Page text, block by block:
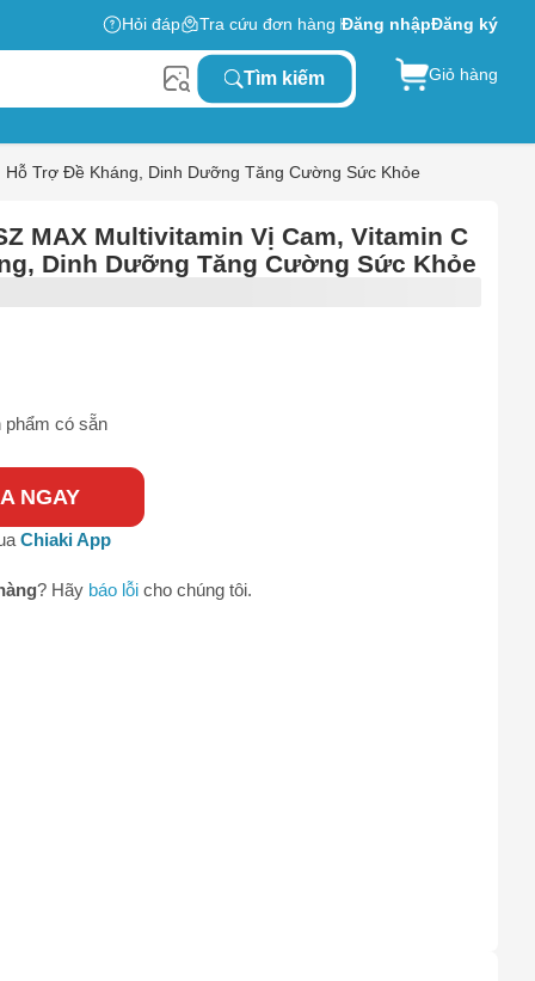
Hỏi đáp Tra cứu đơn hàng Đăng nhậpĐăng ký
Tìm kiếm Giỏ hàng
Hỗ Trợ Đề Kháng, Dinh Dưỡng Tăng Cường Sức Khỏe
MAX Multivitamin Vị Cam, Vitamin C
Dinh Dưỡng Tăng Cường Sức Khỏe
có sẵn
NGAY
Chiaki App
? Hãy báo lỗi cho chúng tôi.